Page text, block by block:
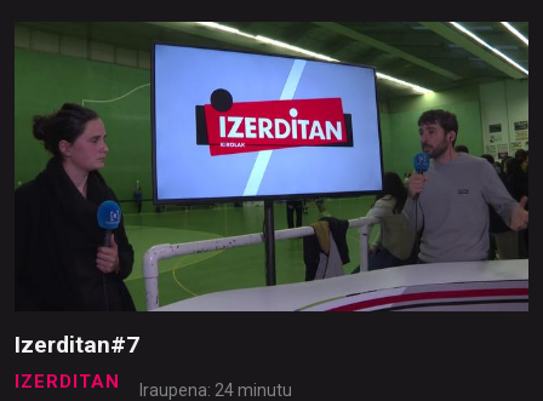
Izerditan#7
IZERDITAN Iraupena: 24 minutu